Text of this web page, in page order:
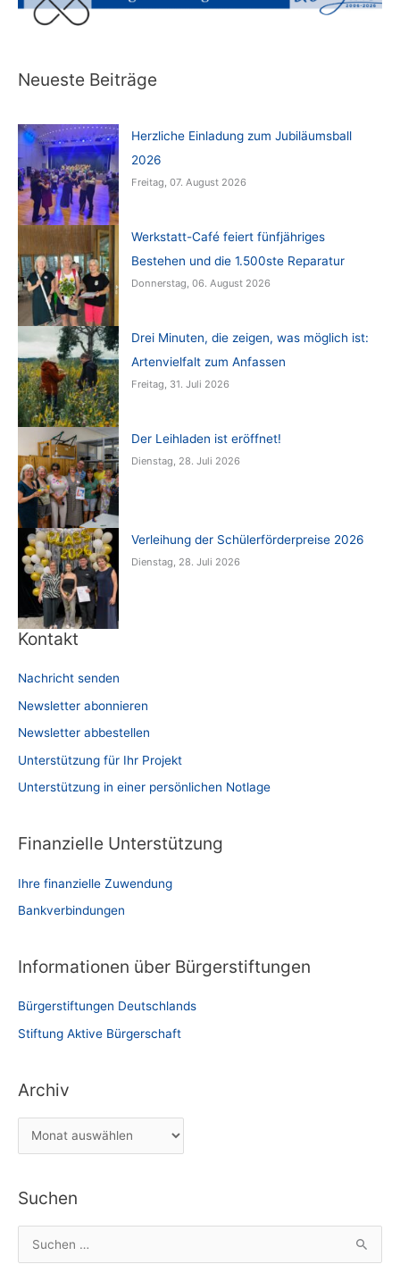
Neueste Beiträge
Herzliche Einladung zum Jubiläumsball
2026
Freitag, 07. August 2026
Werkstatt-Café feiert fünfjähriges
Bestehen und die 1.500ste Reparatur
Donnerstag, 06. August 2026
Drei Minuten, die zeigen, was möglich ist:
Artenvielfalt zum Anfassen
Freitag, 31. Juli 2026
Der Leihladen ist eröffnet!
Dienstag, 28. Juli 2026
Verleihung der Schülerförderpreise 2026
Dienstag, 28. Juli 2026
Kontakt
Nachricht senden
Newsletter abonnieren
Newsletter abbestellen
Unterstützung für Ihr Projekt
Unterstützung in einer persönlichen Notlage
Finanzielle Unterstützung
Ihre finanzielle Zuwendung
Bankverbindungen
Informationen über Bürgerstiftungen
Bürgerstiftungen Deutschlands
Stiftung Aktive Bürgerschaft
Archiv
r
h
i
Suchen
u